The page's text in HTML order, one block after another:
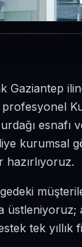
Gaziantep
esnafı
kurumsal
üstleniyoruz;
tek yıllık